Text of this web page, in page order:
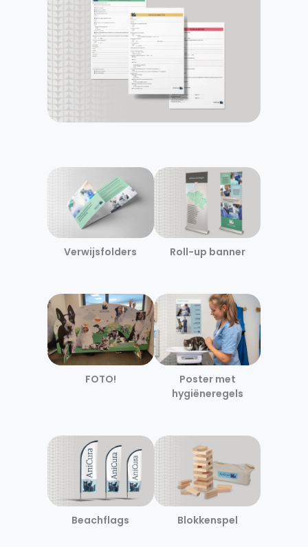
Verwijsfolders Roll-up banner
FOTO!
Poster met
hygiëneregels
Beachflags Blokkenspel